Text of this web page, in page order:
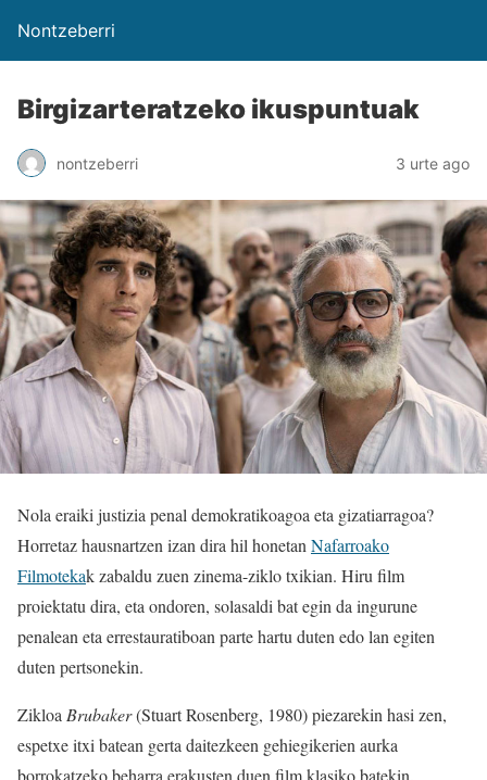
Nontzeberri
Birgizarteratzeko ikuspuntuak
nontzeberri 3 urte ago
Nola eraiki justizia penal demokratikoagoa eta gizatiarragoa?
Horretaz hausnartzen izan dira hil honetanNafarroako
Filmotekak zabaldu zuen zinema-ziklo txikian. Hiru film
proiektatu dira, eta ondoren, solasaldi bat egin da ingurune
penalean eta errestauratiboan parte hartu duten edo lan egiten
duten pertsonekin.
ZikloaBrubaker(Stuart Rosenberg, 1980) piezarekin hasi zen,
espetxe itxi batean gerta daitezkeen gehiegikerien aurka